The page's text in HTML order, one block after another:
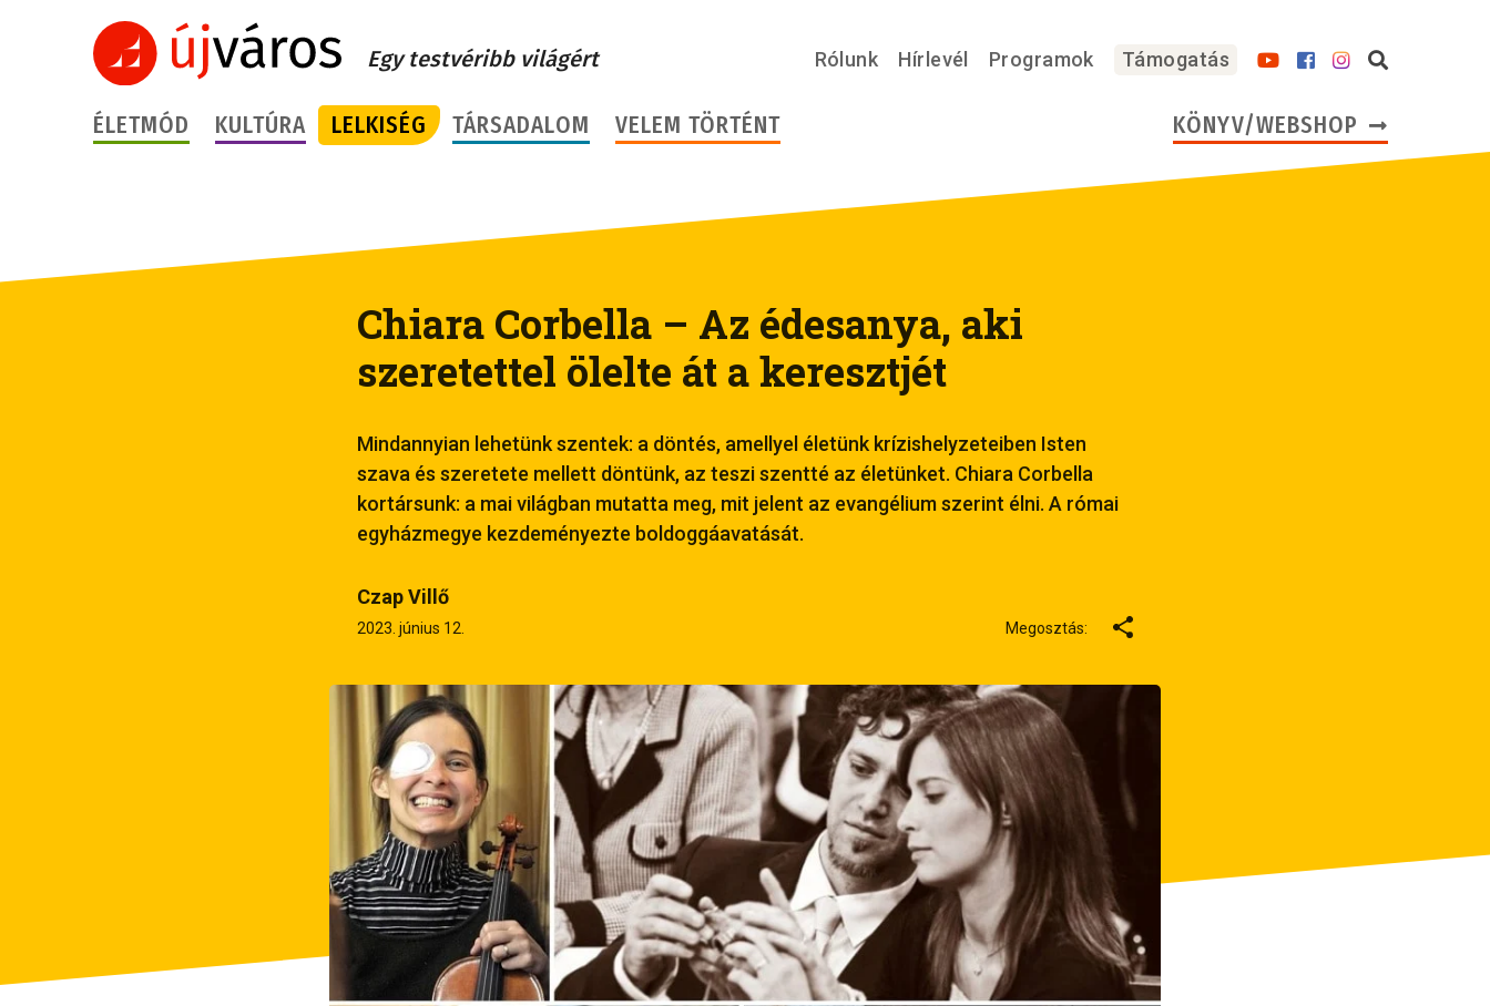
Egy testvéribb világért Rólunk Hírlevél Programok Támogatás
ÉLETMÓD KULTÚRA LELKISÉG TÁRSADALOM VELEM TÖRTÉNT KÖNYV/WEBSHOP
Chiara Corbella – Az édesanya, aki
szeretettel ölelte át a keresztjét
Mindannyian lehetünk szentek: a döntés, amellyel életünk krízishelyzeteiben Isten
szava és szeretete mellett döntünk, az teszi szentté az életünket. Chiara Corbella
kortársunk: a mai világban mutatta meg, mit jelent az evangélium szerint élni. A római
egyházmegye kezdeményezte boldoggáavatását.
Czap Villő
2023. június 12. Megosztás: